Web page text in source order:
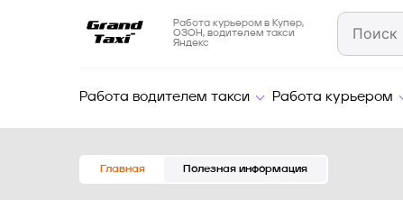
Работа курьером в Купер,
ОЗОН, водителем такси
Яндекс
Работа водителем такси Работа курьером
Главная Полезная информация